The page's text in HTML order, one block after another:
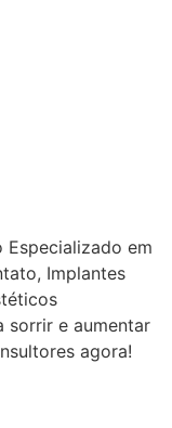
em
Implantes
sorrir e aumentar
agora!